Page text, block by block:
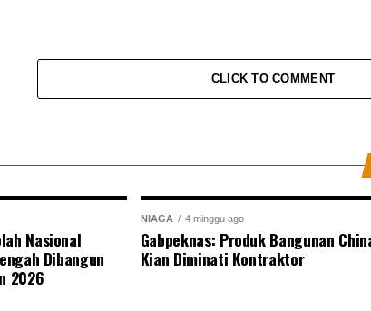
CLICK TO COMMENT
Nasional
Dibangun
2026
NIAGA 4 minggu ago
Gabpeknas: Produk Bangunan
Kian Diminati Kontraktor